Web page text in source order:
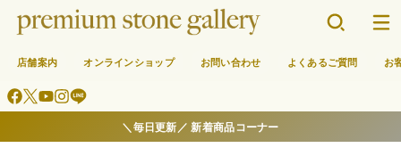
店舗案内 オンラインショップ お問い合わせ よくあるご質問 お
＼毎日更新／ 新着商品コーナー